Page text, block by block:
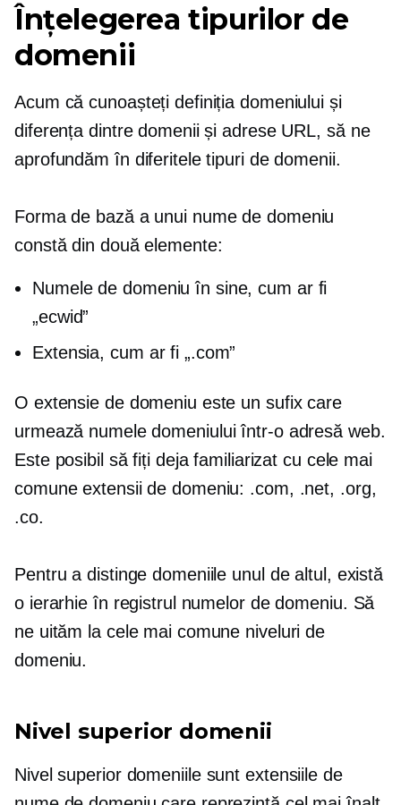
Înțelegerea tipurilor de
domenii
Acum că cunoașteți definiția domeniului și
diferența dintre domenii și adrese URL, să ne
aprofundăm în diferitele tipuri de domenii.
Forma de bază a unui nume de domeniu
constă din două elemente:
Numele de domeniu în sine, cum ar fi
„ecwid”
Extensia, cum ar fi „.com”
O extensie de domeniu este un sufix care
urmează numele domeniului într-o adresă web.
Este posibil să fiți deja familiarizat cu cele mai
comune extensii de domeniu: .com, .net, .org,
.co.
Pentru a distinge domeniile unul de altul, există
o ierarhie în registrul numelor de domeniu. Să
ne uităm la cele mai comune niveluri de
domeniu.
Nivel superior domenii
Nivel superiordomeniile sunt extensiile de